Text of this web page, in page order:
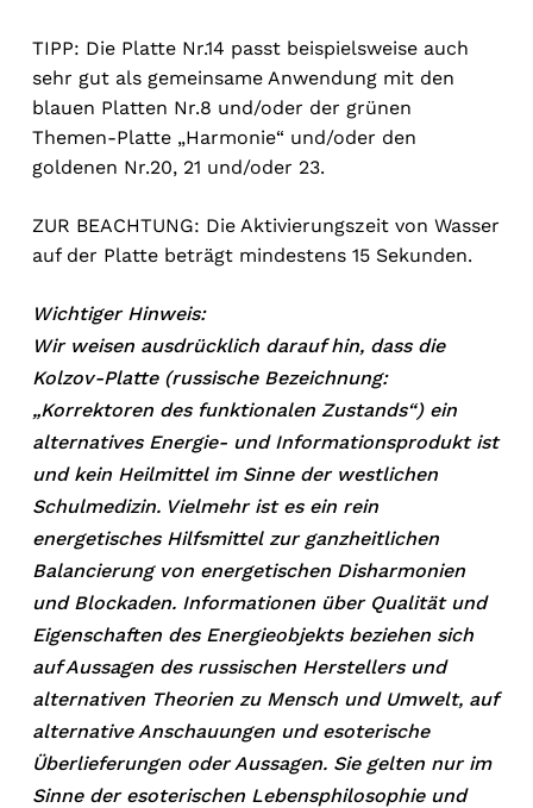
No products in the cart.
Go To Shop
TIPP: Die Platte Nr.14 passt beispielsweise auch
sehr gut als gemeinsame Anwendung mit den
blauen Platten Nr.8 und/oder der grünen
Themen-Platte „Harmonie“ und/oder den
goldenen Nr.20, 21 und/oder 23.
ZUR BEACHTUNG: Die Aktivierungszeit von Wasser
auf der Platte beträgt mindestens 15 Sekunden.
Wichtiger Hinweis:
Wir weisen ausdrücklich darauf hin, dass die
Kolzov-Platte (russische Bezeichnung:
„Korrektoren des funktionalen Zustands“) ein
alternatives Energie- und Informationsprodukt ist
und kein Heilmittel im Sinne der westlichen
Schulmedizin. Vielmehr ist es ein rein
energetisches Hilfsmittel zur ganzheitlichen
Balancierung von energetischen Disharmonien
und Blockaden. Informationen über Qualität und
Eigenschaften des Energieobjekts beziehen sich
auf Aussagen des russischen Herstellers und
alternativen Theorien zu Mensch und Umwelt, auf
alternative Anschauungen und esoterische
Überlieferungen oder Aussagen. Sie gelten nur im
Sinne der esoterischen Lebensphilosophie und